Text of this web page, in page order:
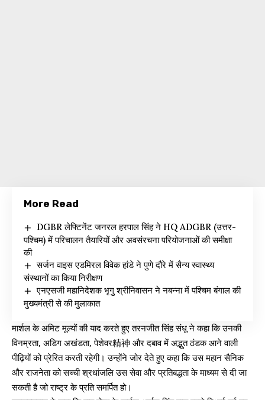
More Read
DGBR लेफ्टिनेंट जनरल हरपाल सिंह ने HQ ADGBR (उत्तर-
पश्चिम) में परिचालन तैयारियों और अवसंरचना परियोजनाओं की समीक्षा
की
सर्जन वाइस एडमिरल विवेक हांडे ने पुणे दौरे में सैन्य स्वास्थ्य
संस्थानों का किया निरीक्षण
एनएसजी महानिदेशक भृगु श्रीनिवासन ने नबन्ना में पश्चिम बंगाल की
मुख्यमंत्री से की मुलाकात
मार्शल के अमिट मूल्यों की याद करते हुए तरनजीत सिंह संधू ने कहा कि उनकी
विनम्रता, अडिग अखंडता, पेशेवर精神 और दबाव में अद्भुत ठंडक आने वाली
पीढ़ियों को प्रेरित करती रहेगी। उन्होंने जोर देते हुए कहा कि उस महान सैनिक
और राजनेता को सच्ची श्रधांजलि उस सेवा और प्रतिबद्धता के माध्यम से दी जा
सकती है जो राष्ट्र के प्रति समर्पित हो।